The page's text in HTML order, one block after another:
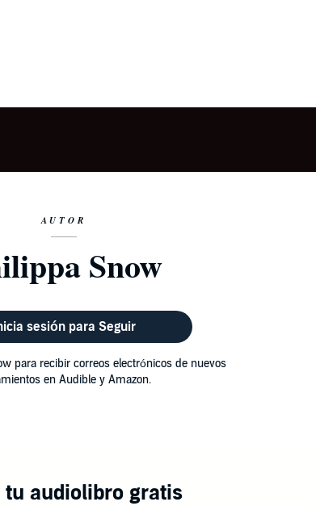
AUTOR
Snow
sesión para Seguir
para recibir correos electrónicos de nuevos
en Audible y Amazon.
tu audiolibro gratis